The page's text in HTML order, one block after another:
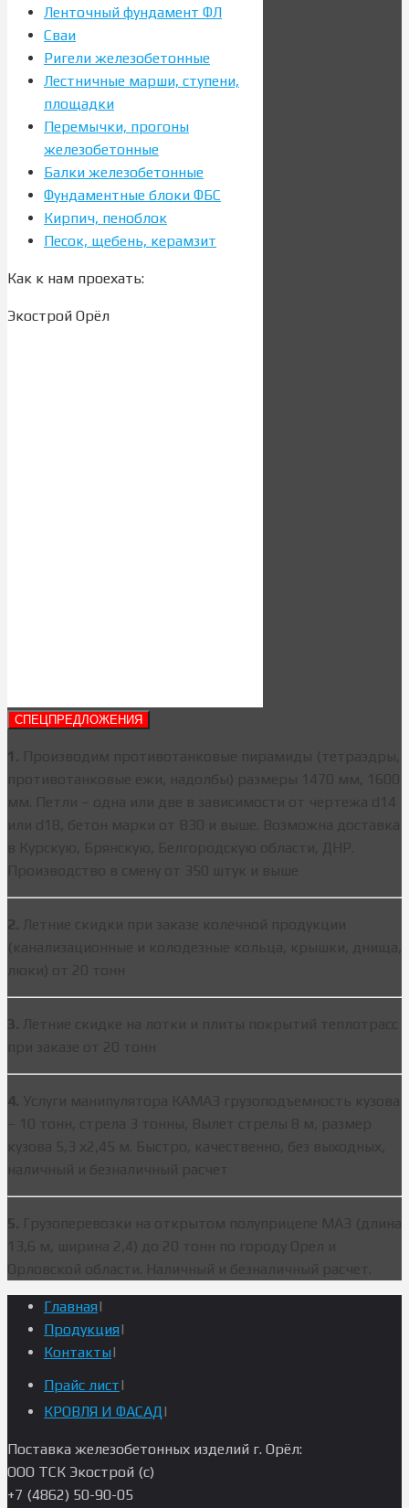
Ленточный фундамент ФЛ
Сваи
Ригели железобетонные
Лестничные марши, ступени,
площадки
Перемычки, прогоны
железобетонные
Балки железобетонные
Фундаментные блоки ФБС
Кирпич, пеноблок
Песок, щебень, керамзит
Как к нам проехать:
Экострой Орёл
СПЕЦПРЕДЛОЖЕНИЯ
Производим противотанковые пирамиды (тетраэдры,
противотанковые ежи, надолбы) размеры 1470 мм, 1600
мм. Петли – одна или две в зависимости от чертежа d14
или d18, бетон марки от В30 и выше. Возможна доставка
в Курскую, Брянскую, Белгородскую области, ДНР.
Производство в смену от 350 штук и выше
Летние скидки при заказе колечной продукции
(канализационные и колодезные кольца, крышки, днища,
люки) от 20 тонн
Летние скидке на лотки и плиты покрытий теплотрасс
при заказе от 20 тонн
4.
Услуги манипулятора КАМАЗ грузоподъемность кузова
– 10 тонн, стрела 3 тонны, Вылет стрелы 8 м, размер
кузова 5,3 х2,45 м. Быстро, качественно, без выходных,
наличный и безналичный расчет
5.
Грузоперевозки на открытом полуприцепе МАЗ (длина
13,6 м, ширина 2,4) до 20 тонн по городу Орел и
Орловской области. Наличный и безналичный расчет.
Главная|
Продукция|
Контакты|
Прайс лист|
КРОВЛЯ И ФАСАД|
Поставка железобетонных изделий г. Орёл:
ООО ТСК Экострой (c)
+7 (4862) 50-90-05